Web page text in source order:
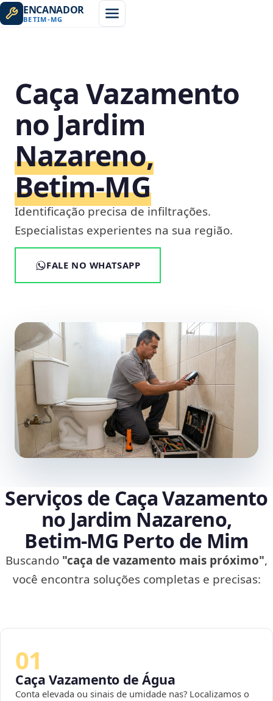
ENCANADOR
BETIM-MG
Caça Vazamento
no Jardim
Nazareno,
Betim‑MG
Identificação precisa de infiltrações.
Especialistas experientes na sua região.
FALE NO WHATSAPP
Serviços de Caça Vazamento
no Jardim Nazareno,
Betim‑MG Perto de Mim
Buscando "caça de vazamento mais próximo",
você encontra soluções completas e precisas:
01
Caça Vazamento de Água
Conta elevada ou sinais de umidade nas? Localizamos o